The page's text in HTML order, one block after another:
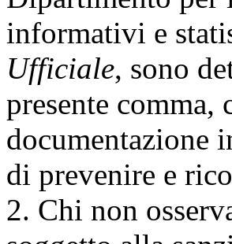
informativi e
Ufficiale, sono
presente
documentazione
di prevenire e
2. Chi non